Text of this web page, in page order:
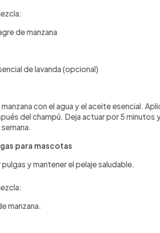
de manzana
de lavanda (opcional)
con el agua y el aceite esencial.
del champú. Deja actuar por 5 minutos
para mascotas
y mantener el pelaje saludable.
manzana.